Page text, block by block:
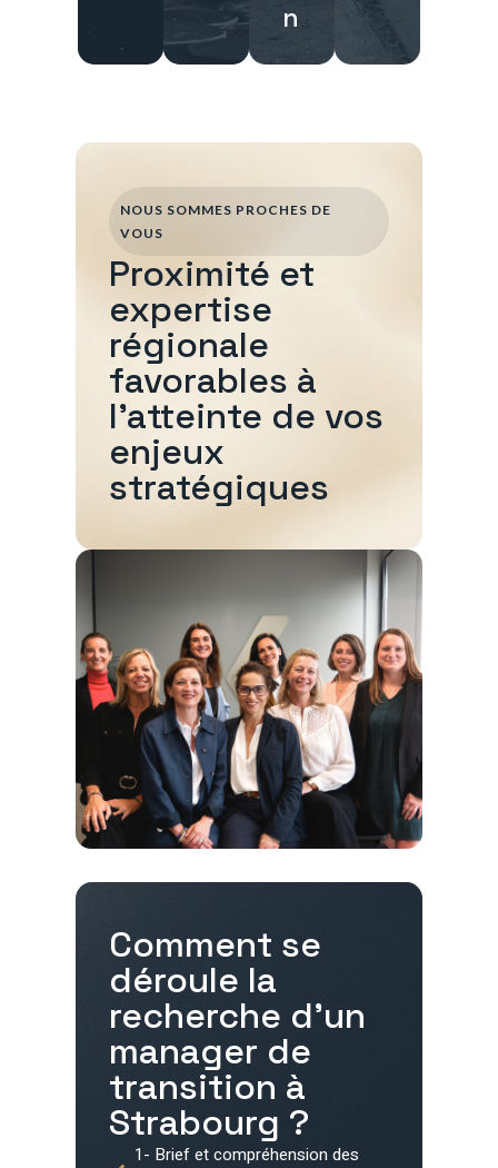
n
Comment se
déroule la
recherche d'un
manager de
transition à
Strabourg ?
1- Brief et compréhension des
NOUS SOMMES PROCHES DE
VOUS
Proximité et
expertise
régionale
favorables à
l'atteinte de vos
enjeux
stratégiques